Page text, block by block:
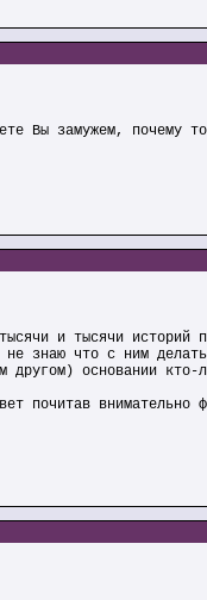
Вы замужем, почему
и тысячи историй
знаю что с ним
основании кто-
почитав